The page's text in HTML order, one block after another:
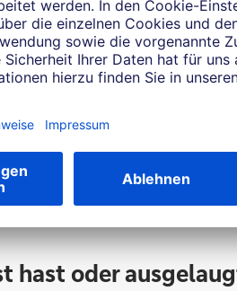
Fragen an
Was gibt dir
mit dem Hund sein oder
hast oder